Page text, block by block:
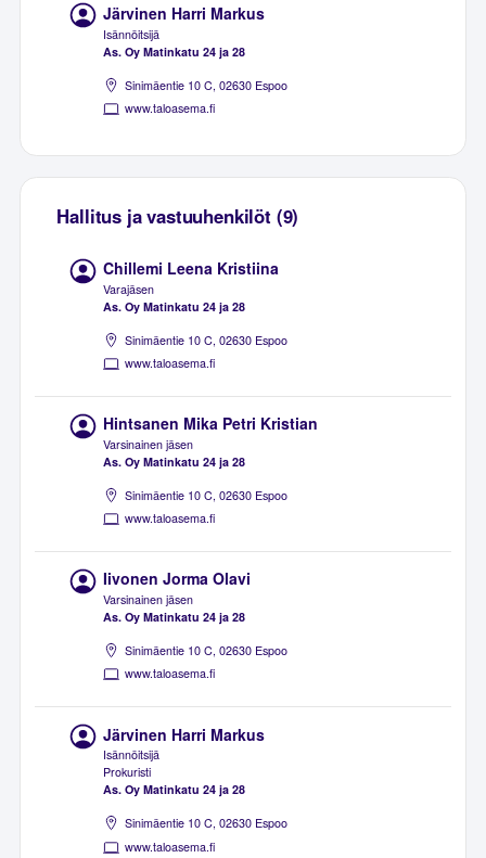
Järvinen Harri Markus
Isännöitsijä
As. Oy Matinkatu 24 ja 28
Sinimäentie 10 C, 02630 Espoo
www.taloasema.fi
Hallitus ja vastuuhenkilöt (9)
Chillemi Leena Kristiina
Varajäsen
As. Oy Matinkatu 24 ja 28
Sinimäentie 10 C, 02630 Espoo
www.taloasema.fi
Hintsanen Mika Petri Kristian
Varsinainen jäsen
As. Oy Matinkatu 24 ja 28
Sinimäentie 10 C, 02630 Espoo
www.taloasema.fi
Iivonen Jorma Olavi
Varsinainen jäsen
As. Oy Matinkatu 24 ja 28
Sinimäentie 10 C, 02630 Espoo
www.taloasema.fi
Järvinen Harri Markus
Isännöitsijä
Prokuristi
As. Oy Matinkatu 24 ja 28
Sinimäentie 10 C, 02630 Espoo
www.taloasema.fi